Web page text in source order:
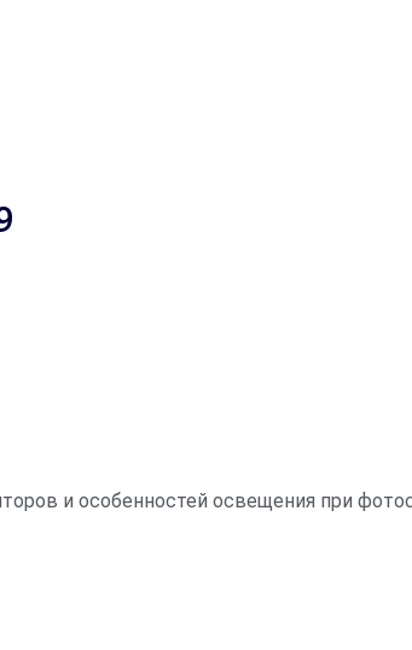
и особенностей освещения при